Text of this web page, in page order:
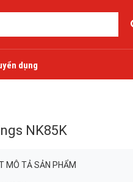
dụng
NK85K
MÔ TẢ SẢN PHẨM